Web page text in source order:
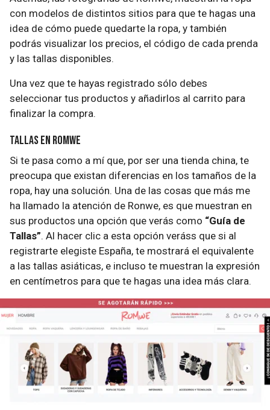
con modelos de distintos sitios para que te hagas una
idea de cómo puede quedarte la ropa, y también
podrás visualizar los precios, el código de cada prenda
y las tallas disponibles.
Una vez que te hayas registrado sólo debes
seleccionar tus productos y añadirlos al carrito para
finalizar la compra.
Tallas en Romwe
Si te pasa como a mí que, por ser una tienda china, te
preocupa que existan diferencias en los tamaños de la
ropa, hay una solución. Una de las cosas que más me
ha llamado la atención de Ronwe, es que muestran en
sus productos una opción que verás como “Guía de
Tallas”. Al hacer clic a esta opción veráss que si al
registrarte elegiste España, te mostrará el equivalente
a las tallas asiáticas, e incluso te muestran la expresión
en centímetros para que te hagas una idea más clara.